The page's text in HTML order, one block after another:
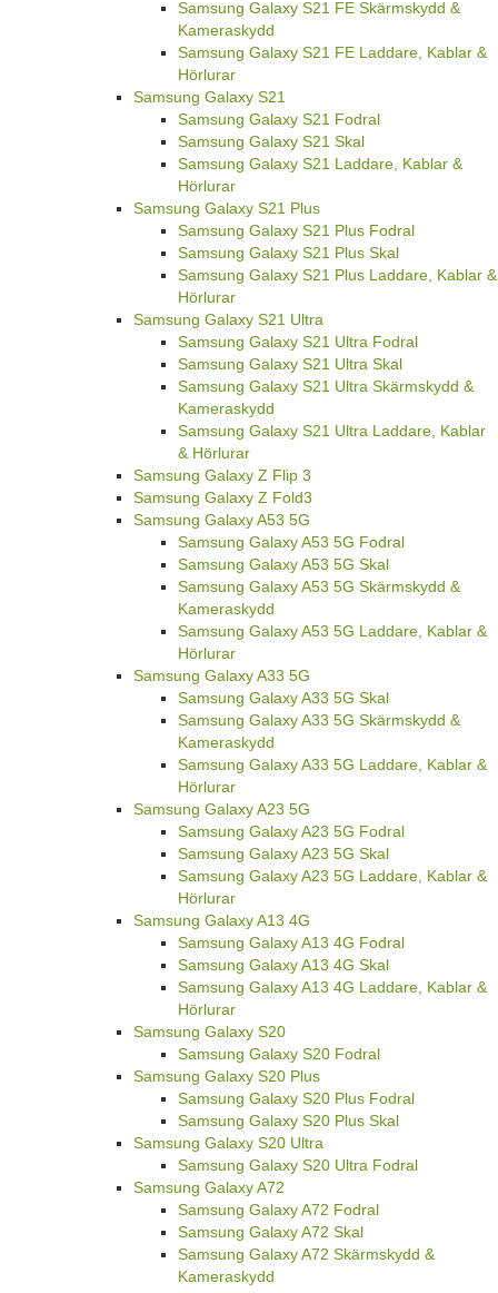
Samsung Galaxy S21 FE Skärmskydd &
Kameraskydd
Samsung Galaxy S21 FE Laddare, Kablar &
Hörlurar
Samsung Galaxy S21
Samsung Galaxy S21 Fodral
Samsung Galaxy S21 Skal
Samsung Galaxy S21 Laddare, Kablar &
Hörlurar
Samsung Galaxy S21 Plus
Samsung Galaxy S21 Plus Fodral
Samsung Galaxy S21 Plus Skal
Samsung Galaxy S21 Plus Laddare, Kablar &
Hörlurar
Samsung Galaxy S21 Ultra
Samsung Galaxy S21 Ultra Fodral
Samsung Galaxy S21 Ultra Skal
Samsung Galaxy S21 Ultra Skärmskydd &
Kameraskydd
Samsung Galaxy S21 Ultra Laddare, Kablar
& Hörlurar
Samsung Galaxy Z Flip 3
Samsung Galaxy Z Fold3
Samsung Galaxy A53 5G
Samsung Galaxy A53 5G Fodral
Samsung Galaxy A53 5G Skal
Samsung Galaxy A53 5G Skärmskydd &
Kameraskydd
Samsung Galaxy A53 5G Laddare, Kablar &
Hörlurar
Samsung Galaxy A33 5G
Samsung Galaxy A33 5G Skal
Samsung Galaxy A33 5G Skärmskydd &
Kameraskydd
Samsung Galaxy A33 5G Laddare, Kablar &
Hörlurar
Samsung Galaxy A23 5G
Samsung Galaxy A23 5G Fodral
Samsung Galaxy A23 5G Skal
Samsung Galaxy A23 5G Laddare, Kablar &
Hörlurar
Samsung Galaxy A13 4G
Samsung Galaxy A13 4G Fodral
Samsung Galaxy A13 4G Skal
Samsung Galaxy A13 4G Laddare, Kablar &
Hörlurar
Samsung Galaxy S20
Samsung Galaxy S20 Fodral
Samsung Galaxy S20 Plus
Samsung Galaxy S20 Plus Fodral
Samsung Galaxy S20 Plus Skal
Samsung Galaxy S20 Ultra
Samsung Galaxy S20 Ultra Fodral
Samsung Galaxy A72
Samsung Galaxy A72 Fodral
Samsung Galaxy A72 Skal
Samsung Galaxy A72 Skärmskydd &
Kameraskydd